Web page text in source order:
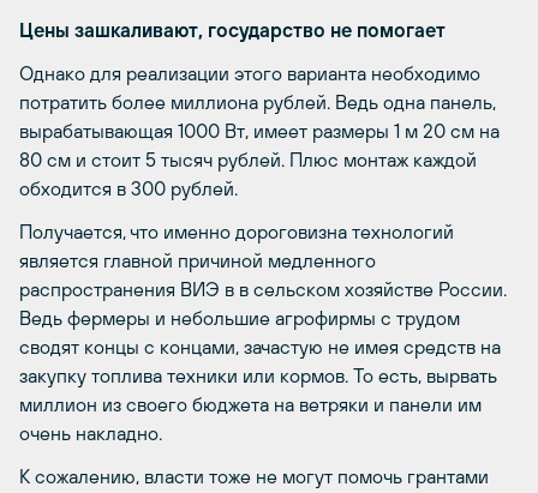
Цены зашкаливают, государство не помогает
Однако для реализации этого варианта необходимо
потратить более миллиона рублей. Ведь одна панель,
вырабатывающая 1000 Вт, имеет размеры 1 м 20 см на
80 см и стоит 5 тысяч рублей. Плюс монтаж каждой
обходится в 300 рублей.
Получается, что именно дороговизна технологий
является главной причиной медленного
распространения ВИЭ в в сельском хозяйстве России.
Ведь фермеры и небольшие агрофирмы с трудом
сводят концы с концами, зачастую не имея средств на
закупку топлива техники или кормов. То есть, вырвать
миллион из своего бюджета на ветряки и панели им
очень накладно.
К сожалению, власти тоже не могут помочь грантами